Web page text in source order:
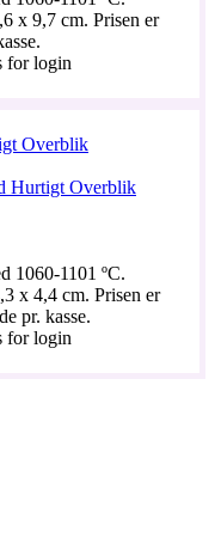
x 9,7 cm. Prisen er
for login
Overblik
Hurtigt Overblik
1060-1101 ºC.
x 4,4 cm. Prisen er
pr. kasse.
for login